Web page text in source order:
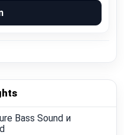
Bass Sound и